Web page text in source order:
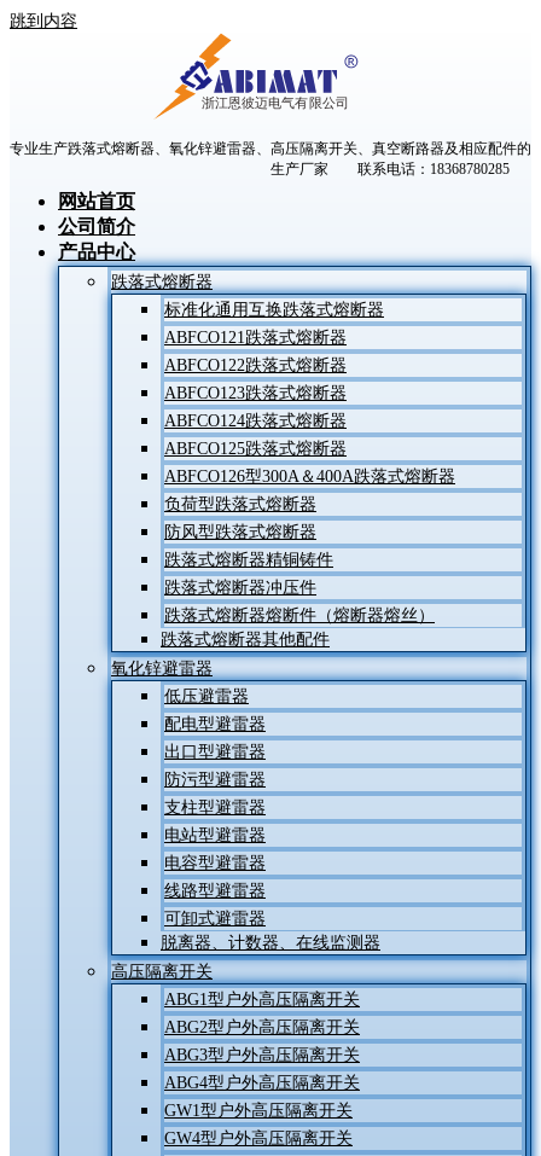
跳到内容
专业生产跌落式熔断器、氧化锌避雷器、高压隔离开关、真空断路器及相应配件的
生产厂家 联系电话：18368780285
网站首页
公司简介
产品中心
跌落式熔断器
标准化通用互换跌落式熔断器
ABFCO121跌落式熔断器
ABFCO122跌落式熔断器
ABFCO123跌落式熔断器
ABFCO124跌落式熔断器
ABFCO125跌落式熔断器
ABFCO126型300A＆400A跌落式熔断器
负荷型跌落式熔断器
防风型跌落式熔断器
跌落式熔断器精铜铸件
跌落式熔断器冲压件
跌落式熔断器熔断件（熔断器熔丝）
跌落式熔断器其他配件
氧化锌避雷器
低压避雷器
配电型避雷器
出口型避雷器
防污型避雷器
支柱型避雷器
电站型避雷器
电容型避雷器
线路型避雷器
可卸式避雷器
脱离器、计数器、在线监测器
高压隔离开关
ABG1型户外高压隔离开关
ABG2型户外高压隔离开关
ABG3型户外高压隔离开关
ABG4型户外高压隔离开关
GW1型户外高压隔离开关
GW4型户外高压隔离开关